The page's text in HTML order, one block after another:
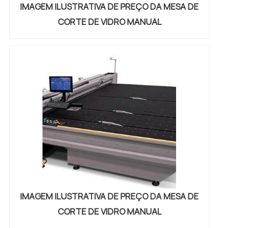
IMAGEM ILUSTRATIVA DE PREÇO DA MESA DE
CORTE DE VIDRO MANUAL
IMAGEM ILUSTRATIVA DE PREÇO DA MESA DE
CORTE DE VIDRO MANUAL